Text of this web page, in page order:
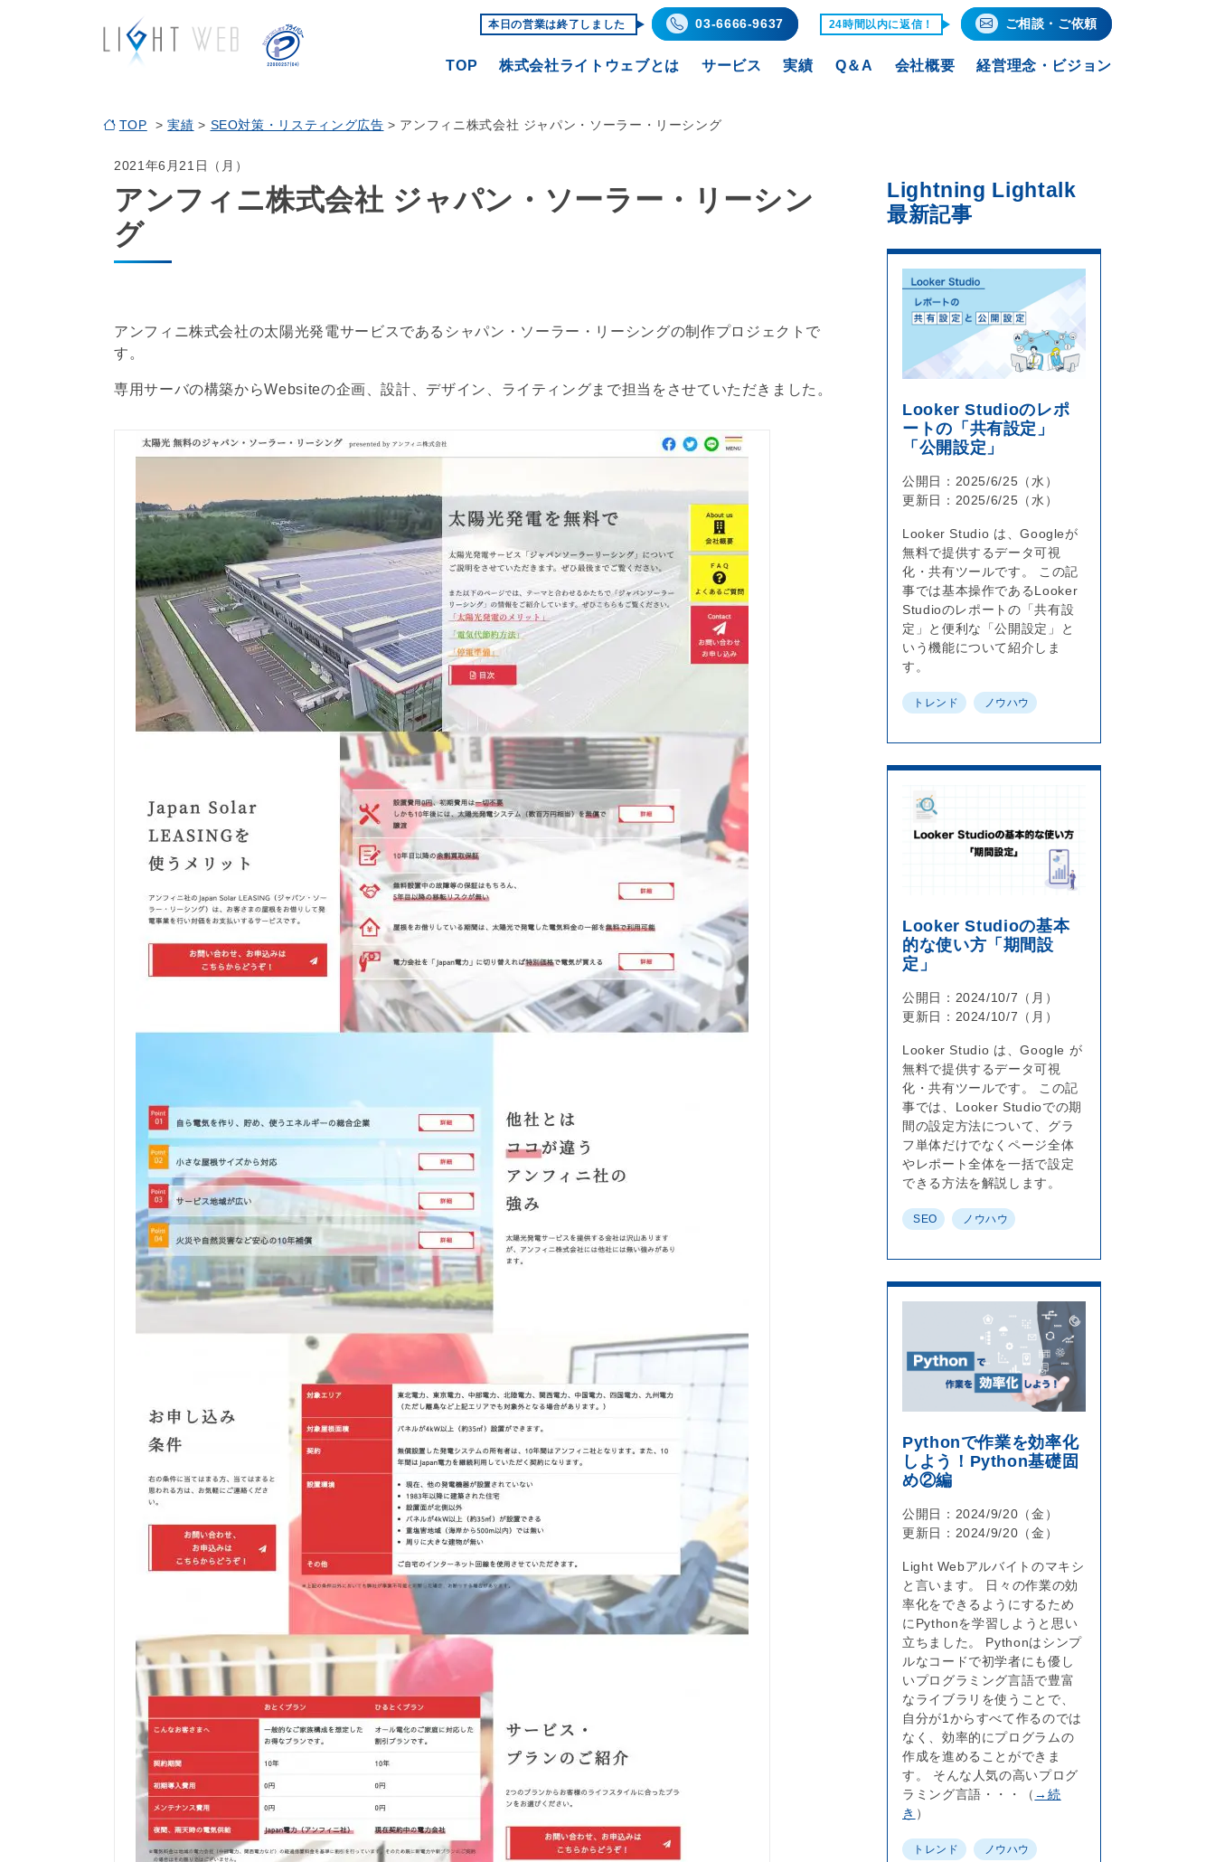
本日の営業は終了しました 03-6666-9637 24時間以内に返信！ ご相談・ご依頼
TOP 株式会社ライトウェブとは サービス 実績 Q＆A 会社概要 経営理念・ビジョン
TOP >実績 > SEO対策・リスティング広告 > アンフィニ株式会社 ジャパン・ソーラー・リーシング
2021年6月21日（月）
アンフィニ株式会社 ジャパン・ソーラー・リーシン
グ
アンフィニ株式会社の太陽光発電サービスであるシャパン・ソーラー・リーシングの制作プロジェクトで
す。
専用サーバの構築からWebsiteの企画、設計、デザイン、ライティングまで担当をさせていただきました。
Lightning Lightalk
最新記事
Looker Studioのレポ
ートの「共有設定」
「公開設定」
公開日：2025/6/25（水）
更新日：2025/6/25（水）
Looker Studio は、Googleが
無料で提供するデータ可視
化・共有ツールです。 この記
事では基本操作であるLooker
Studioのレポートの「共有設
定」と便利な「公開設定」と
いう機能について紹介しま
す。
トレンド ノウハウ
Looker Studioの基本
的な使い方「期間設
定」
公開日：2024/10/7（月）
更新日：2024/10/7（月）
Looker Studio は、Google が
無料で提供するデータ可視
化・共有ツールです。 この記
事では、Looker Studioでの期
間の設定方法について、グラ
フ単体だけでなくページ全体
やレポート全体を一括で設定
できる方法を解説します。
SEO ノウハウ
Pythonで作業を効率化
しよう！Python基礎固
め②編
公開日：2024/9/20（金）
更新日：2024/9/20（金）
Light Webアルバイトのマキシ
と言います。 日々の作業の効
率化をできるようにするため
にPythonを学習しようと思い
立ちました。 Pythonはシンプ
ルなコードで初学者にも優し
いプログラミング言語で豊富
なライブラリを使うことで、
自分が1からすべて作るのでは
なく、効率的にプログラムの
作成を進めることができま
す。 そんな人気の高いプログ
ラミング言語・・・（ →続
き ）
トレンド ノウハウ